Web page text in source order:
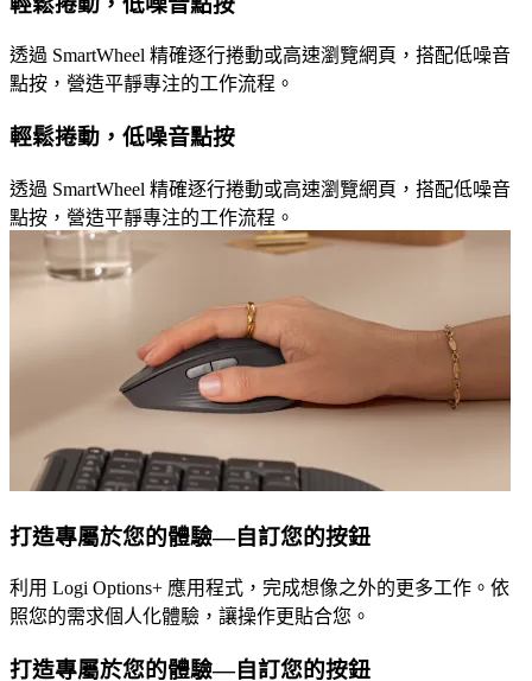
透過 SmartWheel 精確逐行捲動或高速瀏覽網頁，搭配低噪音
點按，營造平靜專注的工作流程。
輕鬆捲動，低噪音點按
透過 SmartWheel 精確逐行捲動或高速瀏覽網頁，搭配低噪音
點按，營造平靜專注的工作流程。
打造專屬於您的體驗—自訂您的按鈕
利用 Logi Options+ 應用程式，完成想像之外的更多工作。依
照您的需求個人化體驗，讓操作更貼合您。
打造專屬於您的體驗—自訂您的按鈕